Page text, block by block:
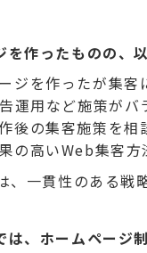
を作ったものの、
ジを作ったが集客
運用など施策が
後の集客施策を相
の高いWeb集客方
、一貫性のある戦
は、ホームページ